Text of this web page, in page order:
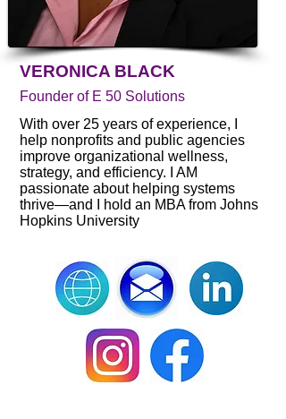
VERONICA BLACK
Founder of E 50 Solutions
With over 25 years of experience, I
help nonprofits and public agencies
improve organizational wellness,
strategy, and efficiency. I AM
passionate about helping systems
thrive—and I hold an MBA from Johns
Hopkins University